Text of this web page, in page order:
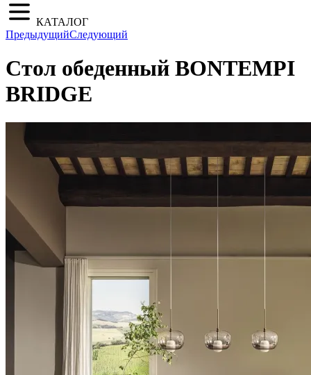
КАТАЛОГ
ПредыдущийСледующий
Стол обеденный BONTEMPI
BRIDGE